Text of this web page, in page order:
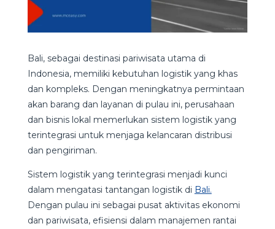
Bali, sebagai destinasi pariwisata utama di
Indonesia, memiliki kebutuhan logistik yang khas
dan kompleks. Dengan meningkatnya permintaan
akan barang dan layanan di pulau ini, perusahaan
dan bisnis lokal memerlukan sistem logistik yang
terintegrasi untuk menjaga kelancaran distribusi
dan pengiriman.
Sistem logistik yang terintegrasi menjadi kunci
dalam mengatasi tantangan logistik di Bali.
Dengan pulau ini sebagai pusat aktivitas ekonomi
dan pariwisata, efisiensi dalam manajemen rantai